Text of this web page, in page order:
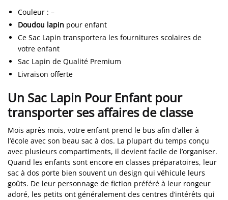
Couleur : –
Doudou lapin pour enfant
Ce Sac Lapin transportera les fournitures scolaires de
votre enfant
Sac Lapin de Qualité Premium
Livraison offerte
Un Sac Lapin Pour Enfant pour
transporter ses affaires de classe
Mois après mois, votre enfant prend le bus afin d’aller à
l’école avec son beau sac à dos. La plupart du temps conçu
avec plusieurs compartiments, il devient facile de l’organiser.
Quand les enfants sont encore en classes préparatoires, leur
sac à dos porte bien souvent un design qui véhicule leurs
goûts. De leur personnage de fiction préféré à leur rongeur
adoré, les petits ont généralement des centres d’intérêts qui